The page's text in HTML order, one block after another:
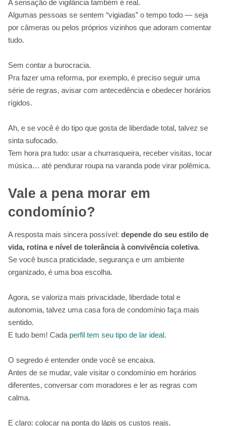
A sensação de vigilância também é real.
Algumas pessoas se sentem “vigiadas” o tempo todo — seja
por câmeras ou pelos próprios vizinhos que adoram comentar
tudo.
Sem contar a burocracia.
Pra fazer uma reforma, por exemplo, é preciso seguir uma
série de regras, avisar com antecedência e obedecer horários
rígidos.
Ah, e se você é do tipo que gosta de liberdade total, talvez se
sinta sufocado.
Tem hora pra tudo: usar a churrasqueira, receber visitas, tocar
música… até pendurar roupa na varanda pode virar polêmica.
Vale a pena morar em
condomínio?
A resposta mais sincera possível: depende do seu estilo de
vida, rotina e nível de tolerância à convivência coletiva.
Se você busca praticidade, segurança e um ambiente
organizado, é uma boa escolha.
Agora, se valoriza mais privacidade, liberdade total e
autonomia, talvez uma casa fora de condomínio faça mais
sentido.
E tudo bem! Cada perfil tem seu tipo de lar ideal.
O segredo é entender onde você se encaixa.
Antes de se mudar, vale visitar o condomínio em horários
diferentes, conversar com moradores e ler as regras com
calma.
E claro: colocar na ponta do lápis os custos reais.